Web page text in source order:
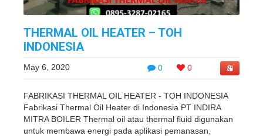
THERMAL OIL HEATER – TOH
INDONESIA
0 0
May 6, 2020
FABRIKASI THERMAL OIL HEATER - TOH INDONESIA
Fabrikasi Thermal Oil Heater di Indonesia PT INDIRA
MITRA BOILER Thermal oil atau thermal fluid digunakan
untuk membawa energi pada aplikasi pemanasan,